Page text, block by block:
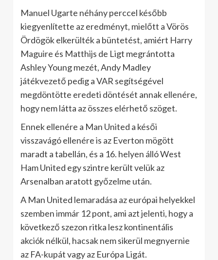
Manuel Ugarte néhány perccel később
kiegyenlítette az eredményt, mielőtt a Vörös
Ördögök elkerülték a büntetést, amiért Harry
Maguire és Matthijs de Ligt megrántotta
Ashley Young mezét, Andy Madley
játékvezető pedig a VAR segítségével
megdöntötte eredeti döntését annak ellenére,
hogy nem látta az összes elérhető szöget.
Ennek ellenére a Man United a késői
visszavágó ellenére is az Everton mögött
maradt a tabellán, és a 16. helyen álló West
Ham United egy szintre került velük az
Arsenalban aratott győzelme után.
A Man United lemaradása az európai helyekkel
szemben immár 12 pont, ami azt jelenti, hogy a
következő szezon ritka lesz kontinentális
akciók nélkül, hacsak nem sikerül megnyernie
az FA-kupát vagy az Európa Ligát.